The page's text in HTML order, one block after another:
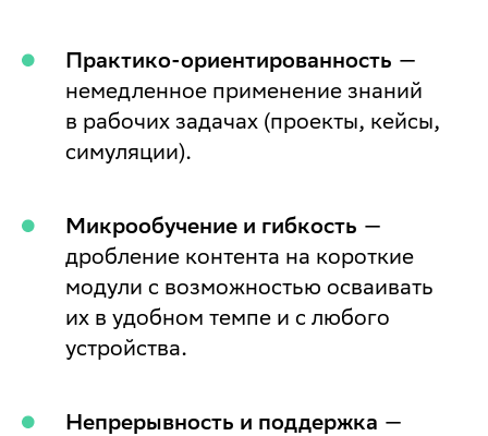
Практико-ориентированность —
немедленное применение знаний
в рабочих задачах (проекты, кейсы,
симуляции).
Микрообучение и гибкость —
дробление контента на короткие
модули с возможностью осваивать
их в удобном темпе и с любого
устройства.
Непрерывность и поддержка —